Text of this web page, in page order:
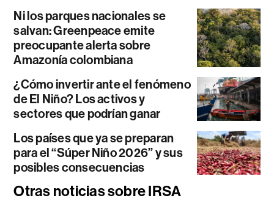
Ni los parques nacionales se
salvan: Greenpeace emite
preocupante alerta sobre
Amazonía colombiana
¿Cómo invertir ante el fenómeno
de El Niño? Los activos y
sectores que podrían ganar
Los países que ya se preparan
para el “Súper Niño 2026” y sus
posibles consecuencias
Otras noticias sobre IRSA